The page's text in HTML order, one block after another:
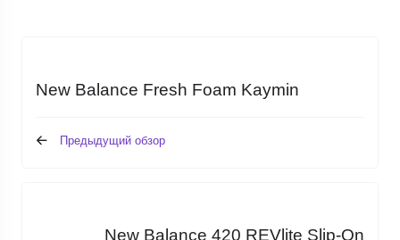
New Balance Fresh Foam Kaymin
Предыдущий обзор
New Balance 420 REVlite Slip-On